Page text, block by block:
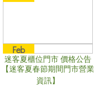
迷客夏櫃位門市 價格公告
Feb
05
2021
【迷客夏春節期間門市營業
資訊】